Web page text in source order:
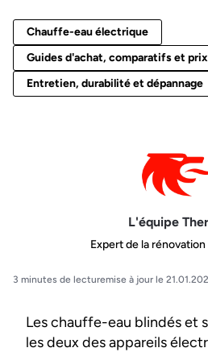
Chauffe-eau électrique
Guides d'achat, comparatifs et prix
Entretien, durabilité et dépannage
L'équipe
Expert de la
3 minutes de lecturemise à jour le
Les chauffe-eau blindés et
les deux des appareils